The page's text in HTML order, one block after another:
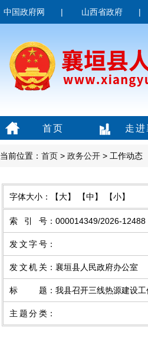
中国政府网 | 山西省政府 |
首页 走进
当前位置： 首页 > 政务公开 > 工作动态
字体大小： 【大】 【中】 【小】
索引号 ： 000014349/2026-12488
发文字号 ：
发文机关 ： 襄垣县人民政府办公室
标题 ： 我县召开三线热源建设
主题分类 ：